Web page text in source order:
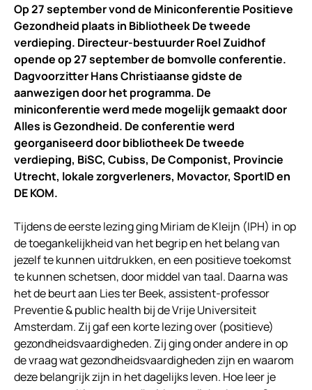
Op 27 september vond de Miniconferentie Positieve
Gezondheid plaats in Bibliotheek De tweede
verdieping. Directeur-bestuurder Roel Zuidhof
opende op 27 september de bomvolle conferentie.
Dagvoorzitter Hans Christiaanse gidste de
aanwezigen door het programma. De
miniconferentie werd mede mogelijk gemaakt door
Alles is Gezondheid. De conferentie werd
georganiseerd door bibliotheek De tweede
verdieping, BiSC, Cubiss, De Componist, Provincie
Utrecht, lokale zorgverleners, Movactor, SportID en
DE KOM.
Tijdens de eerste lezing ging Miriam de Kleijn (IPH) in op
de toegankelijkheid van het begrip en het belang van
jezelf te kunnen uitdrukken, en een positieve toekomst
te kunnen schetsen, door middel van taal. Daarna was
het de beurt aan Lies ter Beek, assistent-professor
Preventie & public health bij de Vrije Universiteit
Amsterdam. Zij gaf een korte lezing over (positieve)
gezondheidsvaardigheden. Zij ging onder andere in op
de vraag wat gezondheidsvaardigheden zijn en waarom
deze belangrijk zijn in het dagelijks leven. Hoe leer je